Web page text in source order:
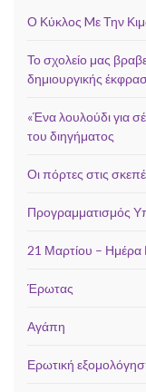
Ο Κύκλος Mε Την
Το σχολείο μας
δημιουργικής
«Ένα λουλούδι για
του διηγήματος
Οι πόρτες στις
Προγραμματισμός
21 Μαρτίου – Ημέρα
Έρωτας
Αγάπη
Ερωτική